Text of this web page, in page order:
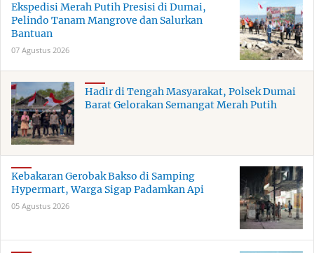
Ekspedisi Merah Putih Presisi di Dumai,
Pelindo Tanam Mangrove dan Salurkan
Bantuan
07 Agustus 2026
Hadir di Tengah Masyarakat, Polsek Dumai
Barat Gelorakan Semangat Merah Putih
Kebakaran Gerobak Bakso di Samping
Hypermart, Warga Sigap Padamkan Api
05 Agustus 2026